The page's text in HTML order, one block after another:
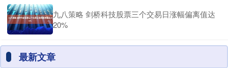
九八策略 剑桥科技股票三个交易日涨幅偏离值达
20%
最新文章